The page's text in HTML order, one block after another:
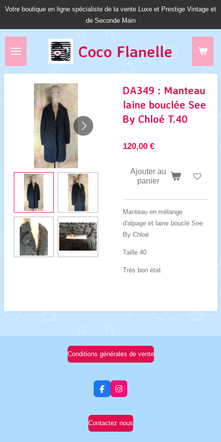
Passer
Coco Flanelle
Votre boutique en ligne spécialiste de la vente Luxe et Prestige Vintage et
de Seconde Main
DA349 : Manteau
laine bouclée See
By Chloé T.40
120,00 €
Ajouter au
panier
Manteau en mélange
d'alpage et laine bouclé See
By Chloé
Taille 40
Très bon état
Conditions générales de vente
F
a
e
b
I
n
t
a
Contactez nous